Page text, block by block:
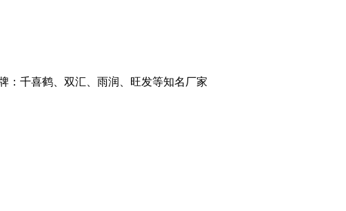
：千喜鹤、双汇、雨润、旺发等知名厂家